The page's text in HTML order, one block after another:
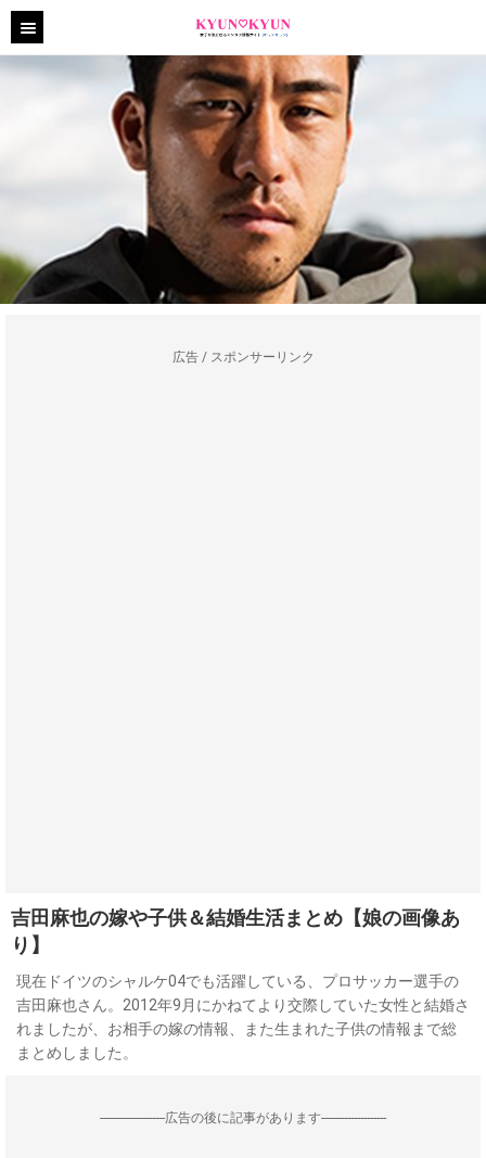
広告 / スポンサーリンク
吉田麻也の嫁や子供＆結婚生活まとめ【娘の画像あ
り】
現在ドイツのシャルケ04でも活躍している、プロサッカー選手の
吉田麻也さん。2012年9月にかねてより交際していた女性と結婚さ
れましたが、お相手の嫁の情報、また生まれた子供の情報まで総
まとめしました。
--------------------広告の後に記事があります--------------------